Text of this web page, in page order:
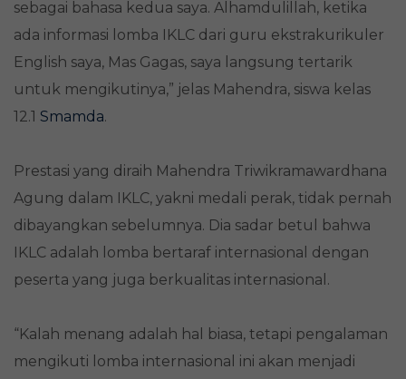
sebagai bahasa kedua saya. Alhamdulillah, ketika
ada informasi lomba IKLC dari guru ekstrakurikuler
English saya, Mas Gagas, saya langsung tertarik
untuk mengikutinya,” jelas Mahendra, siswa kelas
12.1 Smamda.
Prestasi yang diraih Mahendra Triwikramawardhana
Agung dalam IKLC, yakni medali perak, tidak pernah
dibayangkan sebelumnya. Dia sadar betul bahwa
IKLC adalah lomba bertaraf internasional dengan
peserta yang juga berkualitas internasional.
“Kalah menang adalah hal biasa, tetapi pengalaman
mengikuti lomba internasional ini akan menjadi